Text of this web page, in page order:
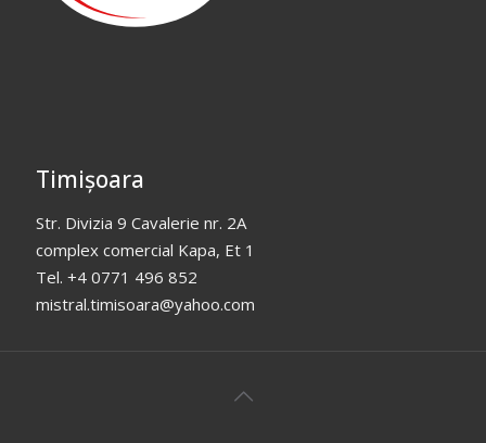
Timișoara
Str. Divizia 9 Cavalerie nr. 2A
complex comercial Kapa, Et 1
Tel. +4 0771 496 852
mistral.timisoara@yahoo.com